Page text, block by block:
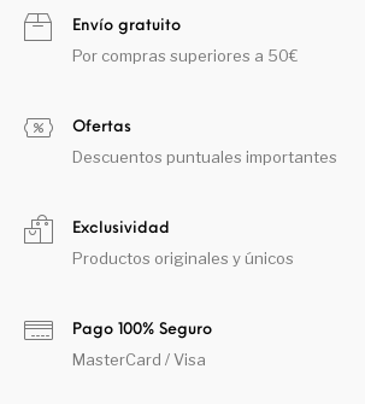
Envío gratuito
Por compras superiores a 50€
Ofertas
Descuentos puntuales importantes
Exclusividad
Productos originales y únicos
Pago 100% Seguro
MasterCard / Visa